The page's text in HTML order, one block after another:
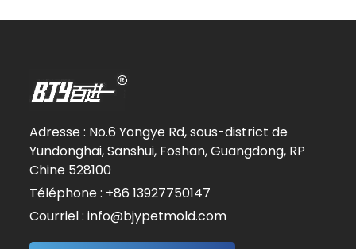
Adresse : No.6 Yongye Rd, sous-district de
Yundonghai, Sanshui, Foshan, Guangdong, RP
Chine 528100
Téléphone : +86 13927750147
Courriel : info@bjypetmold.com